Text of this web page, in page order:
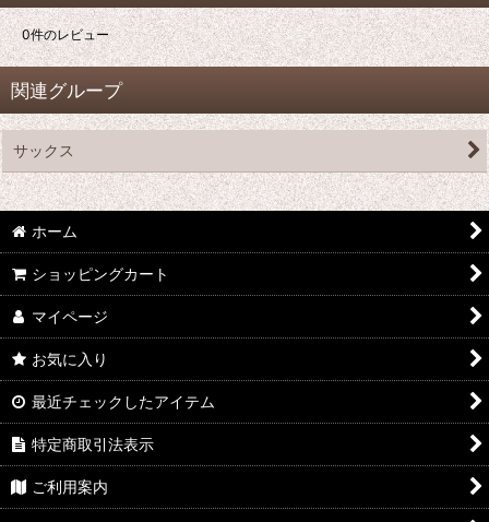
0件のレビュー
関連グループ
サックス
ホーム
ショッピングカート
マイページ
お気に入り
最近チェックしたアイテム
特定商取引法表示
ご利用案内